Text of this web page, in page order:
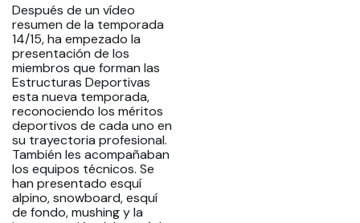
Después de un vídeo
resumen de la temporada
14/15, ha empezado la
presentación de los
miembros que forman las
Estructuras Deportivas
esta nueva temporada,
reconociendo los méritos
deportivos de cada uno en
su trayectoria profesional.
También les acompañaban
los equipos técnicos. Se
han presentado esquí
alpino, snowboard, esquí
de fondo, mushing y la